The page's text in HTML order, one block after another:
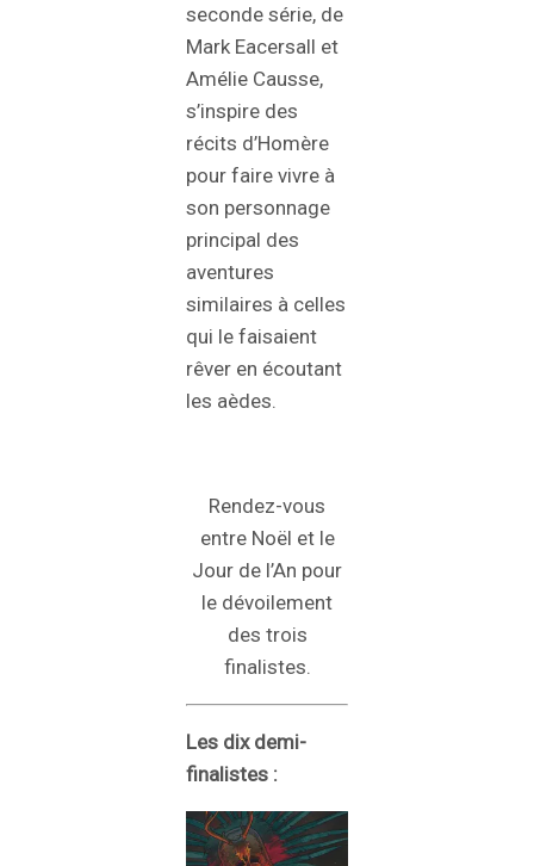
seconde série, de
Mark Eacersall et
Amélie Causse,
s’inspire des
récits d’Homère
pour faire vivre à
son personnage
principal des
aventures
similaires à celles
qui le faisaient
rêver en écoutant
les aèdes.
Rendez-vous
entre Noël et le
Jour de l’An pour
le dévoilement
des trois
finalistes.
Les dix demi-
finalistes :